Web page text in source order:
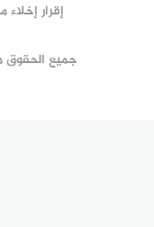
إقرار
جميع الحقوق